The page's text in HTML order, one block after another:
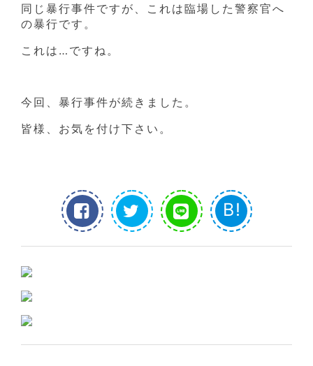
同じ暴行事件ですが、これは臨場した警察官へ
の暴行です。
これは…ですね。
今回、暴行事件が続きました。
皆様、お気を付け下さい。
B!